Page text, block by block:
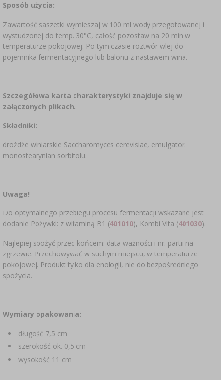
Sposób użycia:
Zawartość saszetki wymieszaj w 100 ml wody przegotowanej i
wystudzonej do temp. 30°C, całość pozostaw na 20 min w
temperaturze pokojowej. Po tym czasie roztwór wlej do
pojemnika fermentacyjnego lub balonu z nastawem wina.
Szczegółowa karta charakterystyki znajduje się w
załączonych plikach.
Składniki:
drożdże winiarskie Saccharomyces cerevisiae, emulgator:
monostearynian sorbitolu.
Uwaga!
Do optymalnego przebiegu procesu fermentacji wskazane jest
dodanie Pożywki: z witaminą B1 (401010), Kombi Vita (401030).
Najlepiej spożyć przed końcem: data ważności i nr. partii na
zgrzewie. Przechowywać w suchym miejscu, w temperaturze
pokojowej. Produkt tylko dla enologii, nie do bezpośredniego
spożycia.
Wymiary opakowania:
długość 7,5 cm
szerokość ok. 0,5 cm
wysokość 11 cm